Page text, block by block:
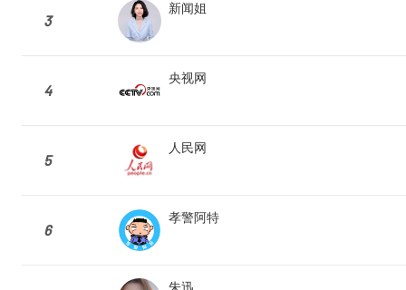
3
新闻姐
4
央视网
5
人民网
6
孝警阿特